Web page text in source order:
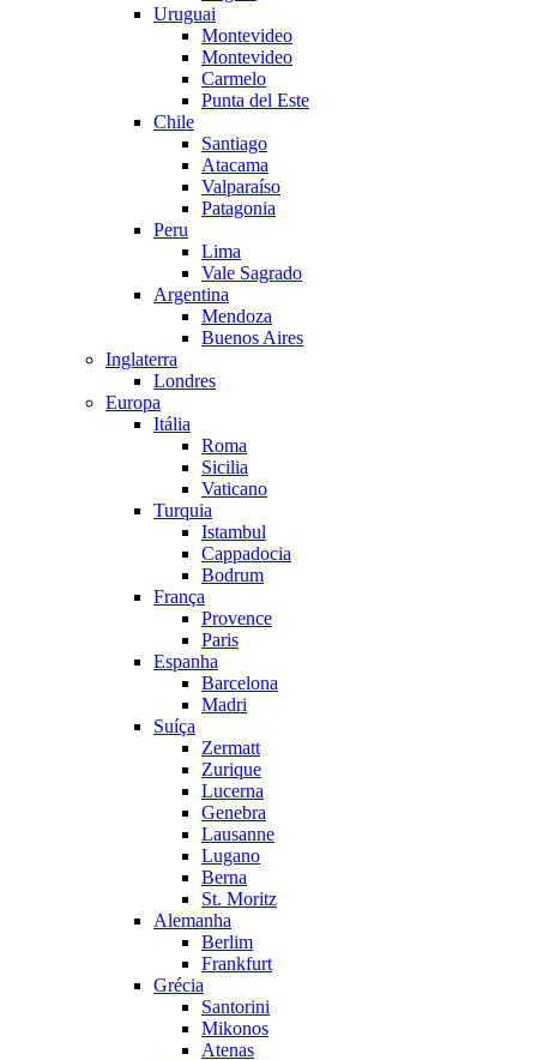
Uruguai
Montevideo
Montevideo
Carmelo
Punta del Este
Chile
Santiago
Atacama
Valparaíso
Patagonia
Peru
Lima
Vale Sagrado
Argentina
Mendoza
Buenos Aires
Inglaterra
Londres
Europa
Itália
Roma
Sicilia
Vaticano
Turquia
Istambul
Cappadocia
Bodrum
França
Provence
Paris
Espanha
Barcelona
Madri
Suíça
Zermatt
Zurique
Lucerna
Genebra
Lausanne
Lugano
Berna
St. Moritz
Alemanha
Berlim
Frankfurt
Grécia
Santorini
Mikonos
Atenas